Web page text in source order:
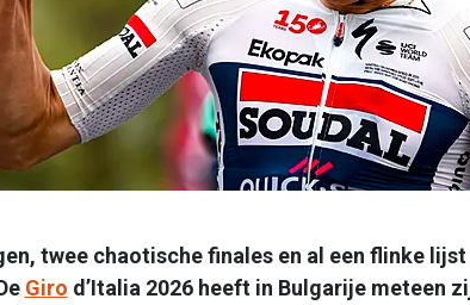
twee chaotische finales en al een flinke
Giro d’Italia 2026 heeft in Bulgarije meteen